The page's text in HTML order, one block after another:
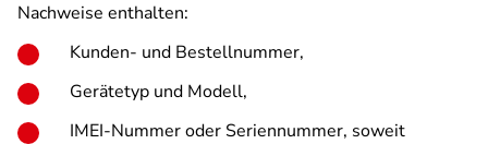
Nachweise enthalten:
Kunden- und Bestellnummer,
Gerätetyp und Modell,
IMEI-Nummer oder Seriennummer, soweit